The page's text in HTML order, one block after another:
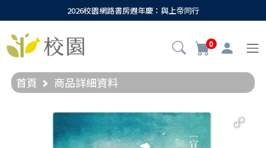
2026校園網路書房週年慶：與上帝同行
0
首頁 商品詳細資料